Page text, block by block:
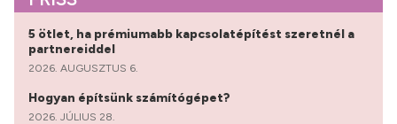
5 ötlet, ha prémiumabb kapcsolatépítést szeretnél a
partnereiddel
2026. AUGUSZTUS 6.
Hogyan építsünk számítógépet?
2026. JÚLIUS 28.